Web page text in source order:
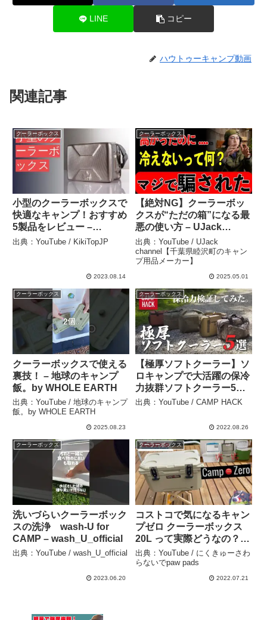
LINE コピー
ハウトゥーキャンプ動画
関連記事
クーラーボックス
小型のクーラーボックスで
快適なキャンプ！おすすめ
5製品をレビュー –
KikiTopJP
出典：YouTube / KikiTopJP
2023.08.14
クーラーボックス
【絶対NG】クーラーボッ
クスが“ただの箱”になる最
悪の使い方 – UJack
channel【千葉県睦沢町の
キャンプ用品メーカー】
出典：YouTube / UJack
channel【千葉県睦沢町のキャン
プ用品メーカー】
2025.05.01
クーラーボックス
クーラーボックスで使える
裏技！ – 地球のキャンプ
飯。by WHOLE EARTH
出典：YouTube / 地球のキャンプ
飯。by WHOLE EARTH
2025.08.23
クーラーボックス
【極厚ソフトクーラー】ソ
ロキャンプで大活躍の保冷
力抜群ソフトクーラー5
選！炎天下で保冷比較して
出典：YouTube / CAMP HACK
2022.08.26
クーラーボックス
洗いづらいクーラーボック
スの洗浄 wash-U for
CAMP – wash_U_official
出典：YouTube / wash_U_official
2023.06.20
クーラーボックス
コストコで気になるキャン
プゼロ クーラーボックス
20L って実際どうなの？ –
にくきゅーさわらないで
paw pads
出典：YouTube / にくきゅーさわ
らないでpaw pads
2022.07.21